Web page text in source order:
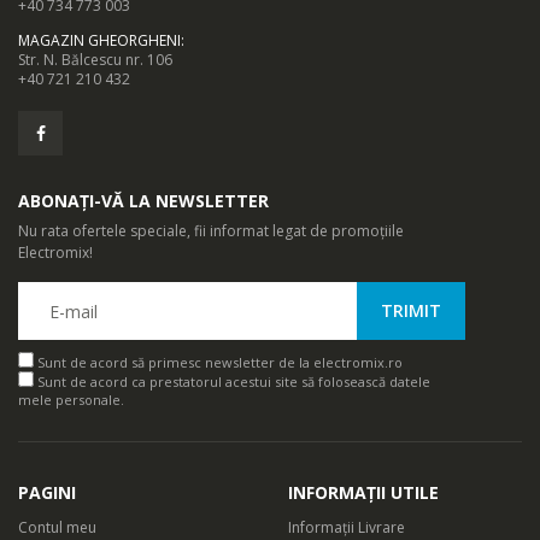
+40 734 773 003
MAGAZIN GHEORGHENI:
Str. N. Bălcescu nr. 106
+40 721 210 432
ABONAȚI-VĂ LA NEWSLETTER
Nu rata ofertele speciale, fii informat legat de promoțiile
Electromix!
Sunt de acord să primesc newsletter de la electromix.ro
Sunt de acord ca prestatorul acestui site să folosească datele
mele personale.
PAGINI
Contul meu
INFORMAȚII UTILE
Informații Livrare